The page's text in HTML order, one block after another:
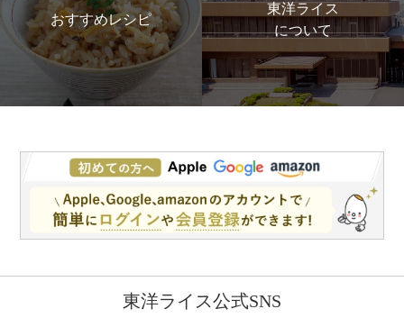
おすすめレシピ
東洋ライス
について
東洋ライス公式SNS